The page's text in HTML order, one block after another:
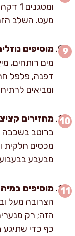
מעט. השלב הזה
מוסיפים
מים רותחים,
ומביאים
מחזירים
ברוטב בשכבה
מבעבע
מוסיפים
הצרובה מעל
הזה; רק